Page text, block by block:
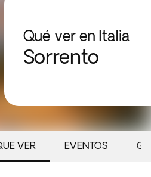
Qué ver en Italia
Sorrento
VER EVENTOS